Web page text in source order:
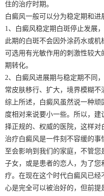
住的治疗时期。
白癜风一般可以分为稳定期和进
1、白癜风稳定期白斑停止发展
此期的白斑不会因外涂药水或
可选用有光敏作用的刺激性较
期转化。
2、白癜风进展期与稳定期不同
常皮肤移行、扩大，境界模糊不
综上所述，白癜风虽然说一种
度相对来说要小一些。所以，
择正规的、权威的医院，这样对
治疗白癜风是一件刻不容缓的
至会影响到我们的家庭，不管
子女，或是患者的恋人，为了
疗。在现在这个时代白癜风已
心是完全可以被治好的，但前提